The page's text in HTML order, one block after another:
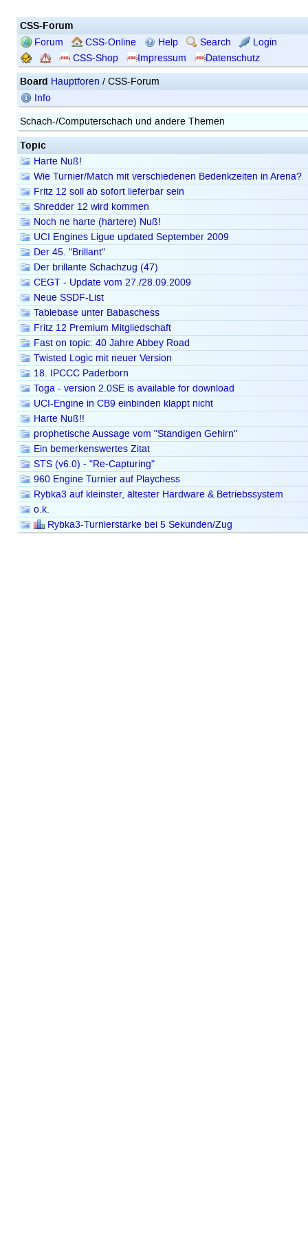
CSS-Forum
Forum CSS-Online Help Search
Login
CSS-Shop
Impressum Datenschutz
Board Hauptforen / CSS-Forum
Info
Schach-/Computerschach und andere Themen
Topic
Harte Nuß!
Wie Turnier/Match mit verschiedenen Bedenkzeiten in Arena?
Fritz 12 soll ab sofort lieferbar sein
Shredder 12 wird kommen
Noch ne harte (härtere) Nuß!
UCI Engines Ligue updated September 2009
Der 45. "Brillant"
Der brillante Schachzug (47)
CEGT - Update vom 27./28.09.2009
Neue SSDF-List
Tablebase unter Babaschess
Fritz 12 Premium Mitgliedschaft
Fast on topic: 40 Jahre Abbey Road
Twisted Logic mit neuer Version
18. IPCCC Paderborn
Toga - version 2.0SE is available for download
UCI-Engine in CB9 einbinden klappt nicht
Harte Nuß!!
prophetische Aussage vom "Ständigen Gehirn"
Ein bemerkenswertes Zitat
STS (v6.0) - "Re-Capturing"
960 Engine Turnier auf Playchess
Rybka3 auf kleinster, ältester Hardware & Betriebssystem
o.k.
Rybka3-Turnierstärke bei 5 Sekunden/Zug